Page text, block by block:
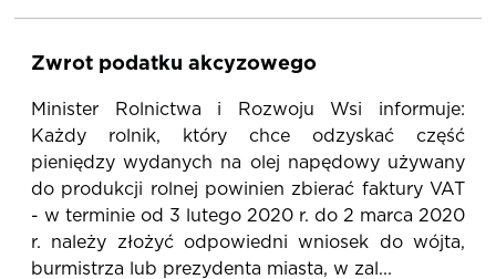
Zwrot podatku akcyzowego
Minister Rolnictwa i Rozwoju Wsi informuje:
Każdy rolnik, który chce odzyskać część
pieniędzy wydanych na olej napędowy używany
do produkcji rolnej powinien zbierać faktury VAT
- w terminie od 3 lutego 2020 r. do 2 marca 2020
r. należy złożyć odpowiedni wniosek do wójta,
burmistrza lub prezydenta miasta, w zal...